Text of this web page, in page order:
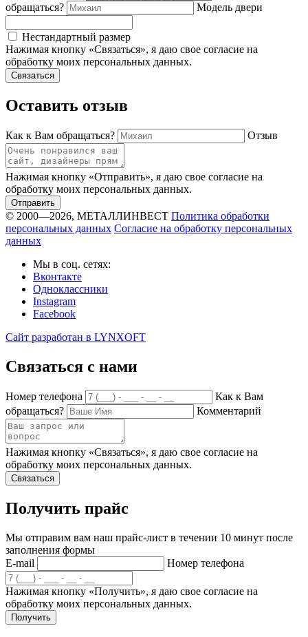
обращаться?
Модель двери
Нестандартный размер
Нажимая кнопку «Связаться», я даю свое согласие на
обработку моих персональных данных.
Связаться
Оставить отзыв
Как к Вам обращаться? Отзыв
Нажимая кнопку «Отправить», я даю свое согласие на
обработку моих персональных данных.
Отправить
© 2000—2026, МЕТАЛЛИНВЕСТ Политика обработки
персональных данных Согласие на обработку персональных
данных
Мы в соц. сетях:
Вконтакте
Одноклассники
Instagram
Facebook
Сайт разработан в LYNXOFT
Связаться с нами
Номер телефона
Как к Вам
обращаться?
Комментарий
Нажимая кнопку «Связаться», я даю свое согласие на
обработку моих персональных данных.
Связаться
Получить прайс
Мы отправим вам наш прайс-лист в течении 10 минут после
заполнения формы
E-mail
Номер телефона
Нажимая кнопку «Получить», я даю свое согласие на
обработку моих персональных данных.
Получить